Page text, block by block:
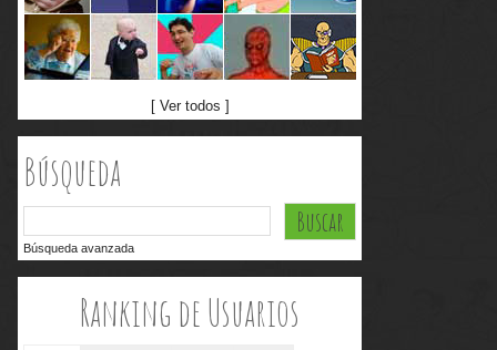
[ Ver todos ]
Búsqueda
Búsqueda avanzada
Ranking de Usuarios